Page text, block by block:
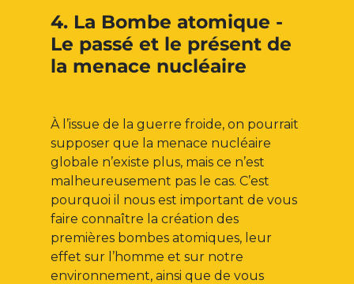
4. La Bombe atomique -
Le passé et le présent de
la menace nucléaire
À l’issue de la guerre froide, on pourrait
supposer que la menace nucléaire
globale n’existe plus, mais ce n’est
malheureusement pas le cas. C’est
pourquoi il nous est important de vous
faire connaître la création des
premières bombes atomiques, leur
effet sur l’homme et sur notre
environnement, ainsi que de vous